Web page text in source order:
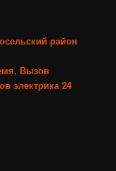
район
Вызов
электрика 24